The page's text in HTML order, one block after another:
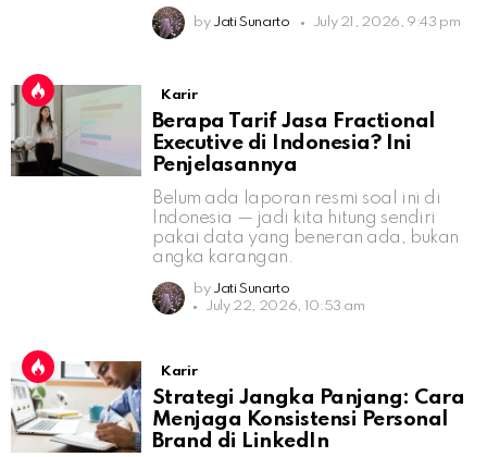
by Jati Sunarto July 21, 2026, 9:43 pm
Karir
Berapa Tarif Jasa Fractional
Executive di Indonesia? Ini
Penjelasannya
Belum ada laporan resmi soal ini di
Indonesia — jadi kita hitung sendiri
pakai data yang beneran ada, bukan
angka karangan.
by Jati Sunarto
July 22, 2026, 10:53 am
Karir
Strategi Jangka Panjang: Cara
Menjaga Konsistensi Personal
Brand di LinkedIn